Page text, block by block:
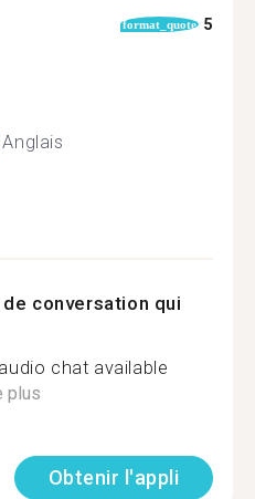
format_quote 5
Anglais
conversation qui
chat available
plus
Obtenir l'appli